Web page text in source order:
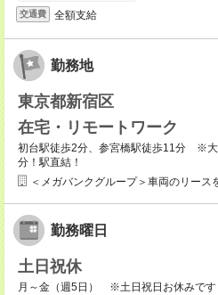
交通費 全額支給
勤務地
東京都新宿区
在宅・リモートワーク
初台駅徒歩2分、参宮橋駅徒歩11分 ※大
分！駅直結！
＜メガバンクグループ＞車両のリース
勤務曜日
土日祝休
月～金（週5日） ※土日祝日お休みです